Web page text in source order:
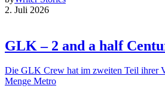
2. Juli 2026
GLK – 2 and a half
Die GLK Crew hat im zweiten Teil ihrer
Menge Metro